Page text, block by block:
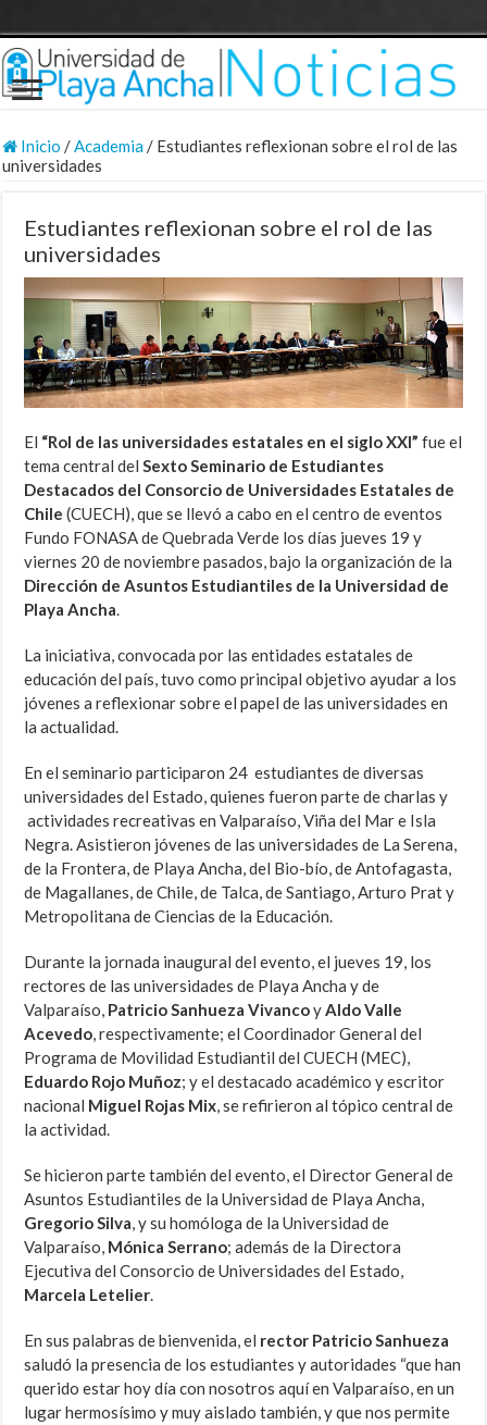
Inicio /Academia/ Estudiantes reflexionan sobre el rol de las
universidades
Estudiantes reflexionan sobre el rol de las
universidades
El “Rol de las universidades estatales en el siglo XXI” fue el
tema central delSexto Seminario de Estudiantes
Destacados del Consorcio de Universidades Estatales de
Chile (CUECH), que se llevó a cabo en el centro de eventos
Fundo FONASA de Quebrada Verde los días jueves 19 y
viernes 20 de noviembre pasados, bajo la organización de la
Dirección de Asuntos Estudiantiles de la Universidad de
Playa Ancha.
La iniciativa, convocada por las entidades estatales de
educación del país, tuvo como principal objetivo ayudar a los
jóvenes a reflexionar sobre el papel de las universidades en
la actualidad.
En el seminario participaron 24 estudiantes de diversas
universidades del Estado, quienes fueron parte de charlas y
actividades recreativas en Valparaíso, Viña del Mar e Isla
Negra. Asistieron jóvenes de las universidades de La Serena,
de la Frontera, de Playa Ancha, del Bio-bío, de Antofagasta,
de Magallanes, de Chile, de Talca, de Santiago, Arturo Prat y
Metropolitana de Ciencias de la Educación.
Durante la jornada inaugural del evento, el jueves 19, los
rectores de las universidades de Playa Ancha y de
Valparaíso, Patricio Sanhueza VivancoyAldo Valle
Acevedo, respectivamente; el Coordinador General del
Programa de Movilidad Estudiantil del CUECH (MEC),
Eduardo Rojo Muñoz; y el destacado académico y escritor
nacional Miguel Rojas Mix, se refirieron al tópico central de
la actividad.
Se hicieron parte también del evento, el Director General de
Asuntos Estudiantiles de la Universidad de Playa Ancha,
Gregorio Silva, y su homóloga de la Universidad de
Valparaíso, Mónica Serrano; además de la Directora
Ejecutiva del Consorcio de Universidades del Estado,
Marcela Letelier.
En sus palabras de bienvenida, el rector Patricio Sanhueza
saludó la presencia de los estudiantes y autoridades “que han
querido estar hoy día con nosotros aquí en Valparaíso, en un
lugar hermosísimo y muy aislado también, y que nos permite